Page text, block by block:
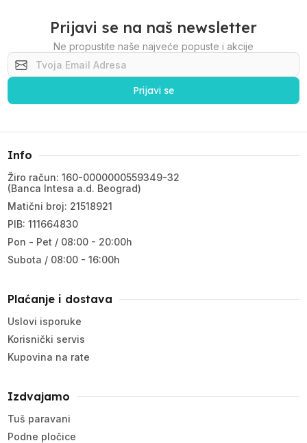
Prijavi se na naš newsletter
Ne propustite naše najveće popuste i akcije
Prijavi se
Info
Žiro račun: 160-0000000559349-32
(Banca Intesa a.d. Beograd)
Matični broj: 21518921
PIB: 111664830
Pon - Pet / 08:00 - 20:00h
Subota / 08:00 - 16:00h
Plaćanje i dostava
Uslovi isporuke
Korisnički servis
Kupovina na rate
Izdvajamo
Tuš paravani
Podne pločice